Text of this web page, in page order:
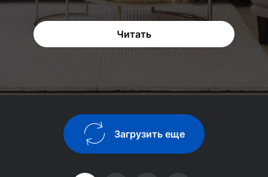
Читать
Загрузить еще